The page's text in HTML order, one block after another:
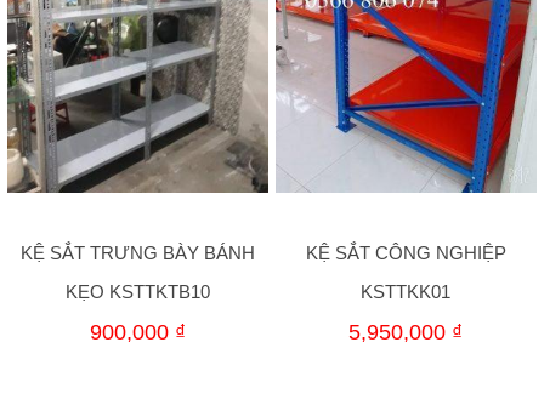
KỆ SẮT TRƯNG BÀY BÁNH
KẸO KSTTKTB10
900,000 ₫
KỆ SẮT CÔNG NGHIỆP
KSTTKK01
5,950,000 ₫